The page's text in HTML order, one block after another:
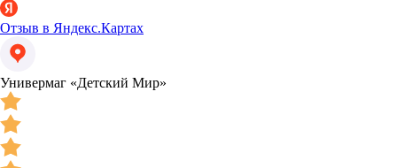
Отзыв в Яндекс.Картах
Универмаг «Детский Мир»